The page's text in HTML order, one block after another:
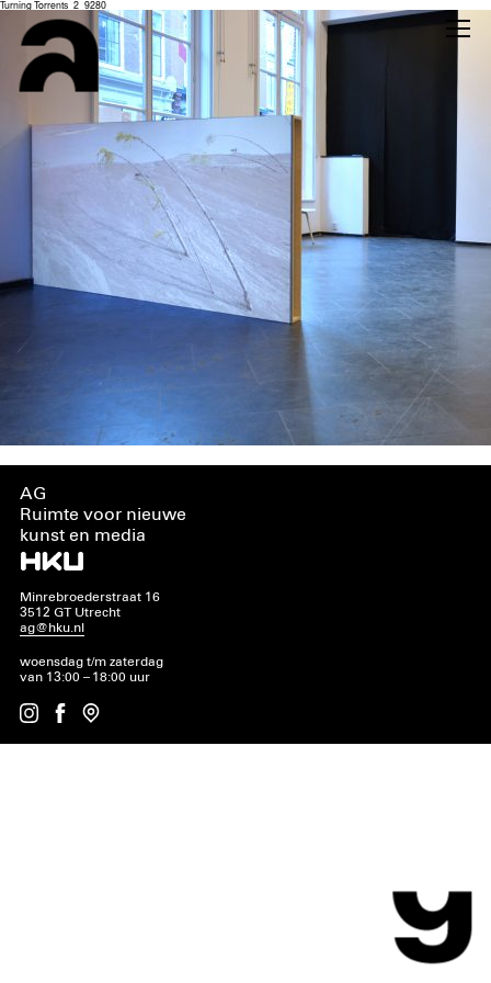
Turning Torrents_2_9280
AG
Ruimte voor nieuwe
kunst en media
Minrebroederstraat 16
3512 GT Utrecht
ag@hku.nl
woensdag t/m zaterdag
van 13:00 – 18:00 uur